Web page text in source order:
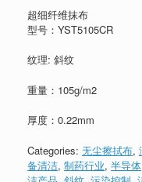
超细纤维抹布
型号：YST5105CR
纹理: 斜纹
重量：105g/m2
厚度：0.22mm
Categories: 无尘擦拭布,
备清洁, 制药行业, 半导体